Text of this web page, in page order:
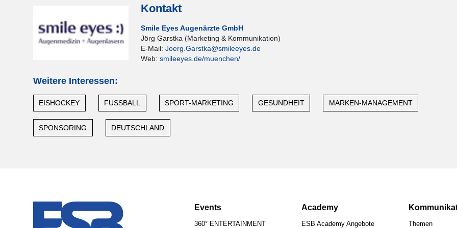
Kontakt
Smile Eyes Augenärzte GmbH
Jörg Garstka (Marketing & Kommunikation)
E-Mail:Joerg.Garstka@smileeyes.de
Web:smileeyes.de/muenchen/
Weitere Interessen:
EISHOCKEY FUSSBALL SPORT-MARKETING GESUNDHEIT MARKEN-MANAGEMENT
SPONSORING DEUTSCHLAND
Events
360° ENTERTAINMENT
Academy
ESB Academy Angebote Themen